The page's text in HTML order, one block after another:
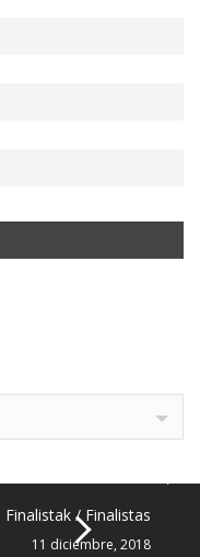
Finalistak / Finalistas
11 diciembre, 2018